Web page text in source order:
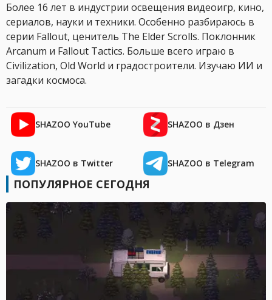
Более 16 лет в индустрии освещения видеоигр, кино,
сериалов, науки и техники. Особенно разбираюсь в
серии Fallout, ценитель The Elder Scrolls. Поклонник
Arcanum и Fallout Tactics. Больше всего играю в
Civilization, Old World и градостроители. Изучаю ИИ и
загадки космоса.
SHAZOO YouTube SHAZOO в Дзен
SHAZOO в Twitter SHAZOO в Telegram
ПОПУЛЯРНОЕ СЕГОДНЯ